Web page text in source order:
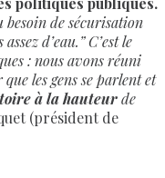
besoin de sécurisation
d’eau.” C’est le
: nous avons réuni
les gens se parlent et
à la hauteurde
(président de